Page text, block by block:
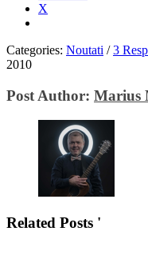
X
Categories: Noutati / 3
2010
Post Author: Marius
Related Posts '